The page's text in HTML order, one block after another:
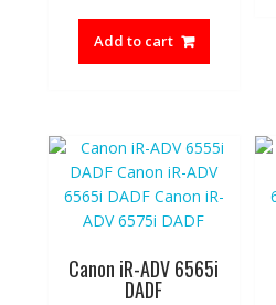
Add to cart
Canon iR-ADV 6565i
DADF